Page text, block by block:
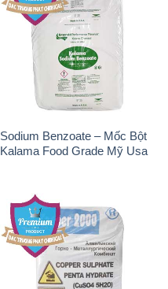
Sodium Benzoate – Mốc Bột
Kalama Food Grade Mỹ Usa